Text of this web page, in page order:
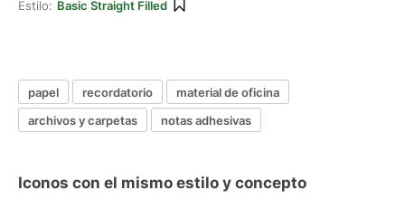
Estilo: Basic Straight Filled
papel recordatorio
material de oficina
archivos y carpetas
notas adhesivas
Iconos con el mismo estilo y concepto